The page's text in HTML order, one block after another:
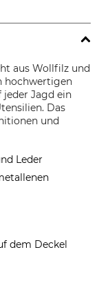
aus Wollfilz und
hochwertigen
jeder Jagd ein
Das
und
Leder
dem Deckel